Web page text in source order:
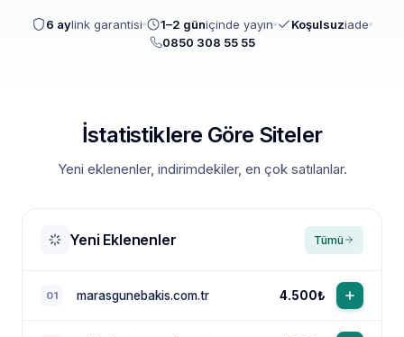
6 aylink garantisi 1–2 güniçinde yayın Koşulsuziade
0850 308 55 55
İstatistiklere Göre Siteler
Yeni eklenenler, indirimdekiler, en çok satılanlar.
Yeni Eklenenler Tümü
01 marasgunebakis.com.tr 4.500₺